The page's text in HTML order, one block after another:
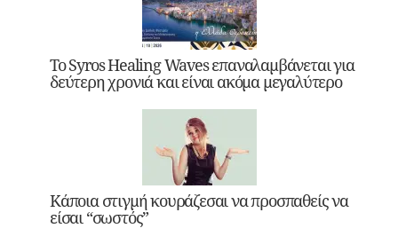
Το Syros Healing Waves επαναλαμβάνεται για
δεύτερη χρονιά και είναι ακόμα μεγαλύτερο
Κάποια στιγμή κουράζεσαι να προσπαθείς να
είσαι “σωστός”